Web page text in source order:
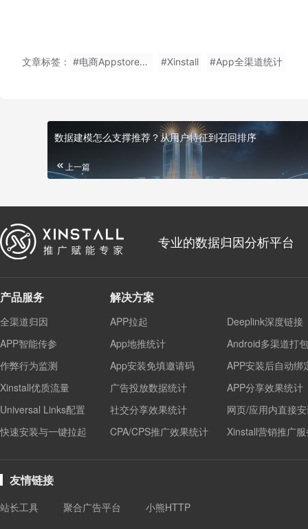
文章标签： #电商Appstore渠道效果统计 #Xinstall #App全渠道统计
数据建模怎么支撑推荐？从用户特征到召回排序
上一篇
专业的数据归因分析平台
产品服务
全渠道归因
APP智能传参
作弊行为监测
Xinstall优质流量
Universal Links配置
快速安装与一键拉起
解决方案
APP拉起
Deeplink深度链接
App地推统计
Android多渠道打包
App安装免填邀请码
APP安装后自动绑
广告投放数据统计
APP分享效果统计
社交分享效果统计
网页/应用内直接
CPA/CPS推广效果统计
Xinstall营销推广
友情链接
站长工具 聚合广告平台 小熊HTTP